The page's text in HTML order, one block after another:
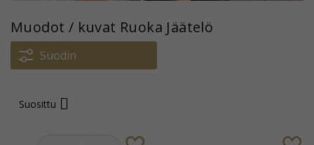
Muodot / kuvat Ruoka Jäätelö
Suodin
Suosittu